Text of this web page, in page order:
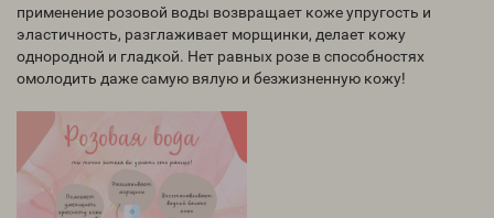
применение розовой воды возвращает коже упругость и
эластичность, разглаживает морщинки, делает кожу
однородной и гладкой. Нет равных розе в способностях
омолодить даже самую вялую и безжизненную кожу!